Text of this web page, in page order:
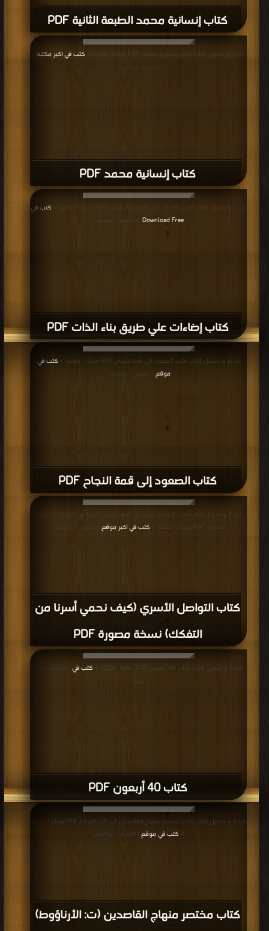
كتاب إنسانية محمد الطبعة الثانية PDF
كتاب إنسانية محمد PDF
قراءة و تحميل كتاب كتاب إنسانية محمد PDF مجانا | مكتبة > كتب في اكبر مكتبة
التحميل : مرة/مرات
كتاب إضاءات علي طريق بناء الذات PDF
قراءة و تحميل كتاب كتاب إضاءات علي طريق بناء الذات PDF مجانا | مكتبة >
كتب في
Download Free
| التحميل : مرة/مرات
كتاب الصعود إلى قمة النجاح PDF
قراءة و تحميل كتاب كتاب الصعود إلى قمة النجاح PDF مجانا | مكتبة >
كتب في
موقع
| التحميل : مرة/مرات
كتاب التواصل الأسري (كيف نحمي أسرنا من
التفكك) نسخة مصورة PDF
قراءة و تحميل كتاب كتاب التواصل الأسري (كيف نحمي أسرنا من التفكك) نسخة
مصورة PDF مجانا | مكتبة >
كتب في اكبر موقع | التحميل : مرة/مرات
كتاب 40 أربعون PDF
قراءة و تحميل كتاب كتاب 40 أربعون PDF مجانا | مكتبة > كتب في | التحميل : مرة/
مرات
كتاب مختصر منهاج القاصدين (ت: الأرناؤوط)
قراءة و تحميل كتاب كتاب مختصر منهاج القاصدين (ت: الأرناؤوط) PDF مجانا | مكتبة
> كتب في موقع | التحميل : مرة/مرات